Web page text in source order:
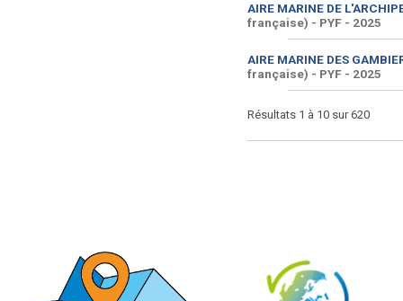
AIRE MARINE DE
française) - PYF - 2025
AIRE MARINE DES
française) - PYF - 2025
Résultats 1 à 10 sur 620